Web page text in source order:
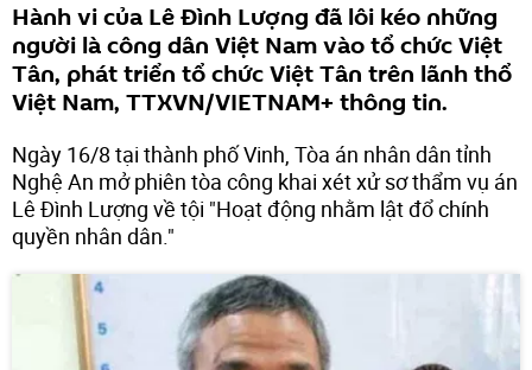
Hành vi của Lê Đình Lượng đã lôi kéo những
người là công dân Việt Nam vào tổ chức Việt
Tân, phát triển tổ chức Việt Tân trên lãnh thổ
Việt Nam, TTXVN/VIETNAM+ thông tin.
Ngày 16/8 tại thành phố Vinh, Tòa án nhân dân tỉnh
Nghệ An mở phiên tòa công khai xét xử sơ thẩm vụ án
Lê Đình Lượng về tội "Hoạt động nhằm lật đổ chính
quyền nhân dân."